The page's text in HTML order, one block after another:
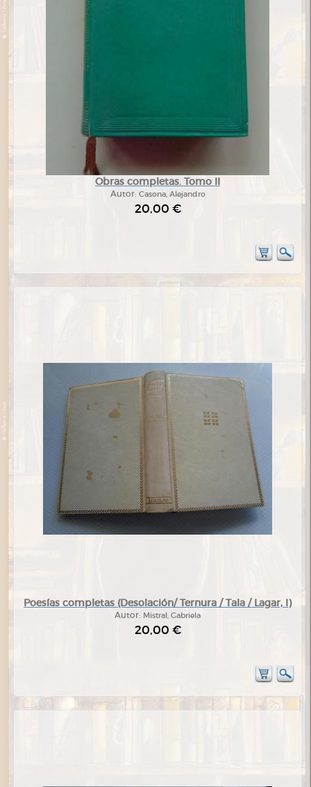
Obras completas. Tomo II
Autor: Casona, Alejandro
20,00 €
Poesías completas (Desolación/ Ternura / Tala / Lagar, I)
Autor: Mistral, Gabriela
20,00 €